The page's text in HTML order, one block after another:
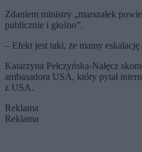
Zdaniem ministry „marszałek
publicznie i głośno”.
– Efekt jest taki, że mamy
Katarzyna Pełczyńska-Nałęcz
ambasadora USA, który pytał
z USA.
Reklama
Reklama